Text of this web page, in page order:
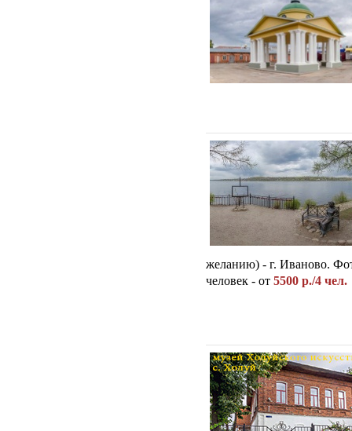
желанию) - г. Иваново.
человек - от 5500 р./4 чел.